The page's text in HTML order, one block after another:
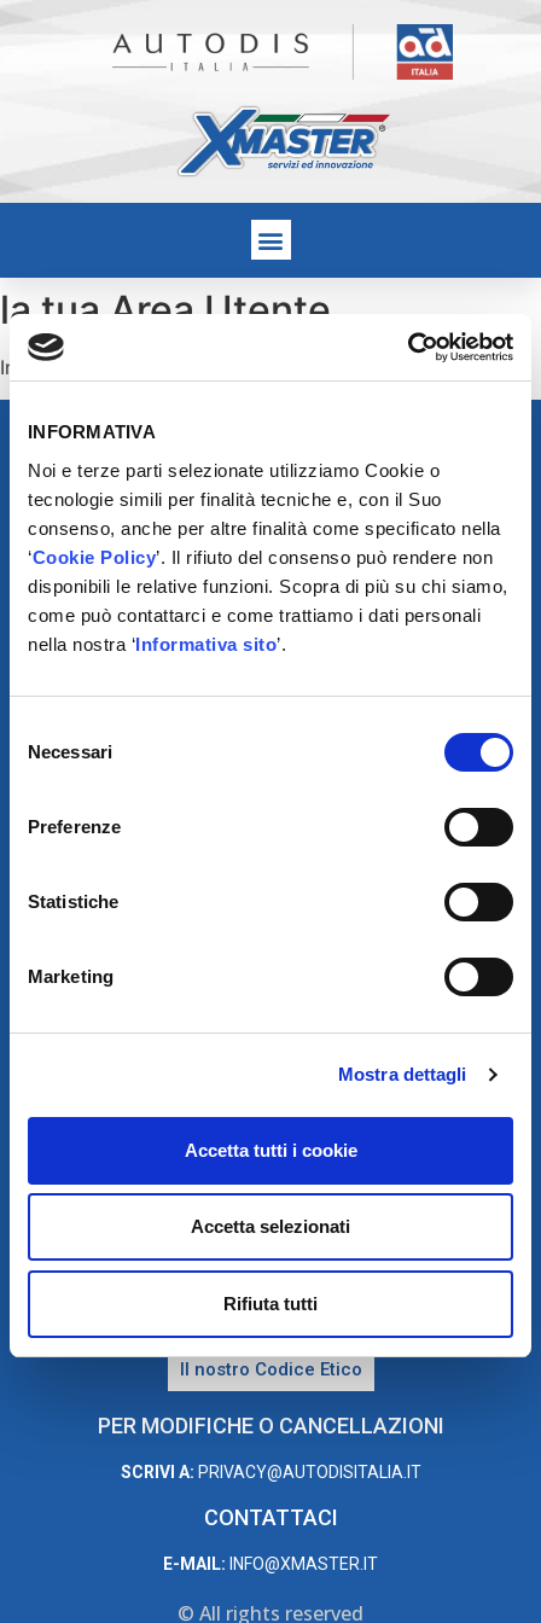
INFORMATIVA
Noi e terze parti selezionate utilizziamo Cookie o
tecnologie simili per finalità tecniche e, con il Suo
consenso, anche per altre finalità come specificato nella
‘Cookie Policy’. Il rifiuto del consenso può rendere non
disponibili le relative funzioni. Scopra di più su chi siamo,
come può contattarci e come trattiamo i dati personali
nella nostra ‘Informativa sito’.
delNecessari
Preferenze
Statistiche
Marketing
Mostra dettagli
Accetta tutti i cookie
Accetta selezionati
Rifiuta tutti
la tua Area Utente
In questa pagina puoi modificare i tuoi dati.
SCARICA IL PROGRAMMA
DI TELEASSISTENZA
AUTODISTRIBUTION S.A.S. CON SEDE IN ARCUEIL - FRANCIA
SEDE LEGALE:
VIA NEWTON 12 – 20016 PERO (MI)
REA MI-2115844
CAP. SOC. EURO 10.006.000 I.V.
W7YVJK9 - PEC: AUTODISITALIA@LEGALMAIL.IT
PRIVACY E COOKIE POLICY
Privacy e Trattamento dei dati personali
Cookie Policy
Il nostro Codice Etico
PER MODIFICHE O CANCELLAZIONI
SCRIVI A: PRIVACY@AUTODISITALIA.IT
CONTATTACI
E-MAIL: INFO@XMASTER.IT
© All rights reserved